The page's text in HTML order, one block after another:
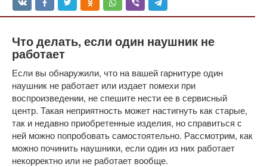
Что делать, если один наушник не
работает
Если вы обнаружили, что на вашей гарнитуре один
наушник не работает или издает помехи при
воспроизведении, не спешите нести ее в сервисный
центр. Такая неприятность может настигнуть как старые,
так и недавно приобретенные изделия, но справиться с
ней можно попробовать самостоятельно. Рассмотрим, как
можно починить наушники, если один из них работает
некорректно или не работает вообще.